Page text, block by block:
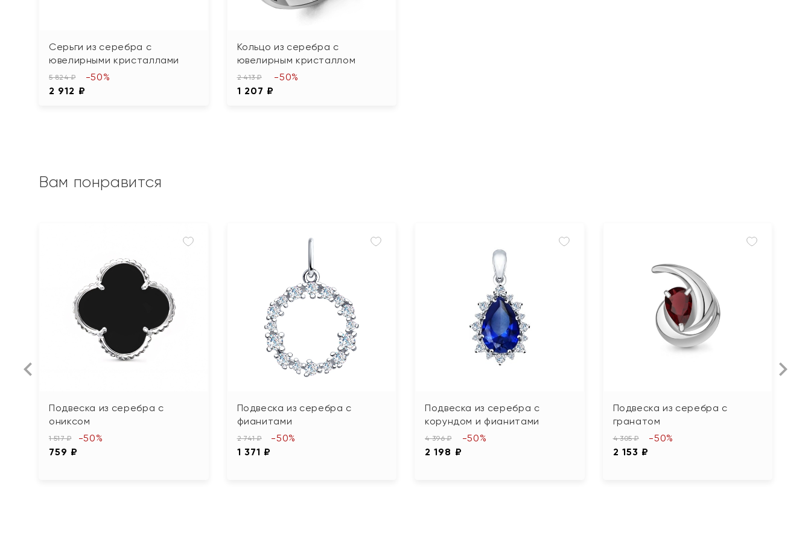
Серьги из серебра с
ювелирными кристаллами
5 824 ₽
2 912 ₽
-50%
Кольцо из серебра с
ювелирным кристаллом
2 413 ₽
1 207 ₽
-50%
Вам понравится
Подвеска из серебра с
ониксом
1 517 ₽
759 ₽
-50%
Подвеска из серебра с
фианитами
2 741 ₽
1 371 ₽
-50%
Подвеска из серебра с
корундом и фианитами
4 396 ₽
2 198 ₽
-50%
Подвеска из серебра с
гранатом
4 305 ₽
2 153 ₽
-50%